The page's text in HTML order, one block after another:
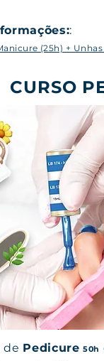
:
(25h) +
CURSO
de Pedicure 50h